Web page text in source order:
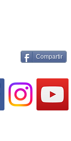
Compartir